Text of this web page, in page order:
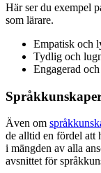
Här ser du exempel
som lärare.
Empatisk och
Tydlig och
Engagerad
Även om
de alltid en fördel att
i mängden av alla
avsnittet för